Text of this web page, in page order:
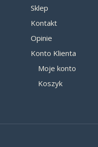
Sklep
Kontakt
Opinie
Konto Klienta
Moje konto
Koszyk